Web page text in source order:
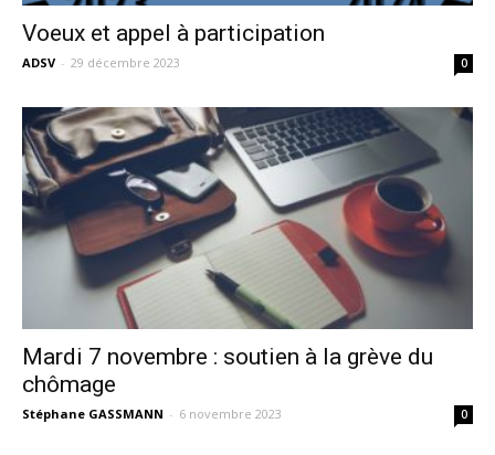
Voeux et appel à participation
ADSV - 29 décembre 2023 0
Mardi 7 novembre : soutien à la grève du
chômage
Stéphane GASSMANN - 6 novembre 2023 0